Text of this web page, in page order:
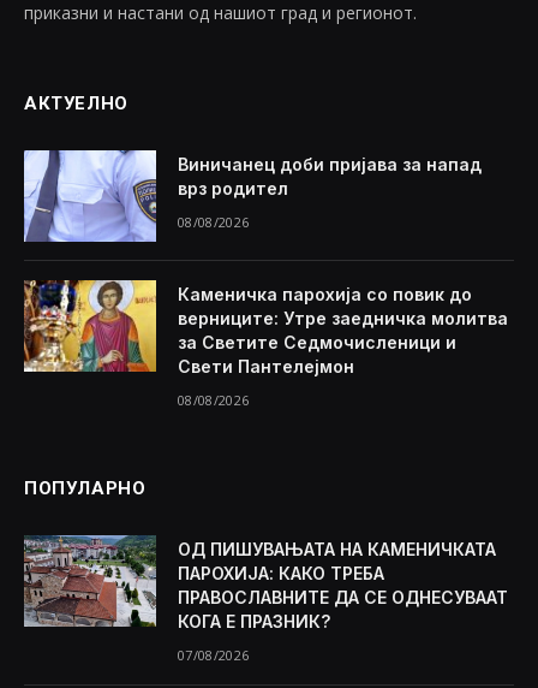
приказни и настани од нашиот град и регионот.
АКТУЕЛНО
Виничанец доби пријава за напад
врз родител
08/08/2026
Каменичка парохија со повик до
верниците: Утре заедничка молитва
за Светите Седмочисленици и
Свети Пантелејмон
08/08/2026
ПОПУЛАРНО
ОД ПИШУВАЊАТА НА КАМЕНИЧКАТА
ПАРОХИЈА: КАКО ТРЕБА
ПРАВОСЛАВНИТЕ ДА СЕ ОДНЕСУВААТ
КОГА Е ПРАЗНИК?
07/08/2026